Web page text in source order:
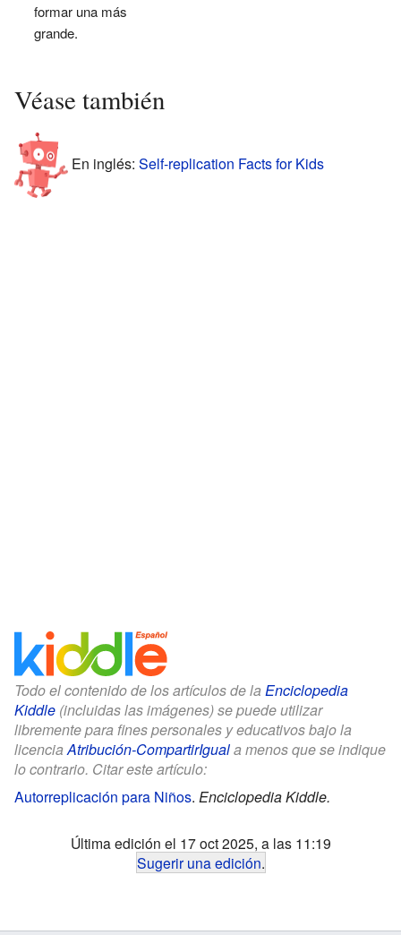
formar una más
grande.
Véase también
En inglés: Self-replication Facts for Kids
Todo el contenido de los artículos de la Enciclopedia
Kiddle (incluidas las imágenes) se puede utilizar
libremente para fines personales y educativos bajo la
licenciaAtribución-CompartirIguala menos que se indique
lo contrario. Citar este artículo:
Autorreplicación para Niños. Enciclopedia Kiddle.
Última edición el 17 oct 2025, a las 11:19
Sugerir una edición.